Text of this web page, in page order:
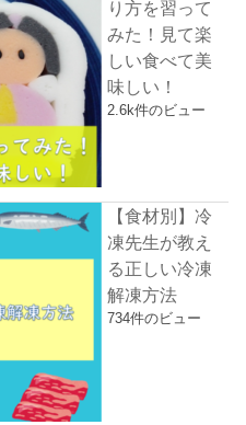
り方を習って
みた！見て楽
しい食べて美
味しい！
2.6k件のビュー
【食材別】冷
凍先生が教え
る正しい冷凍
解凍方法
734件のビュー